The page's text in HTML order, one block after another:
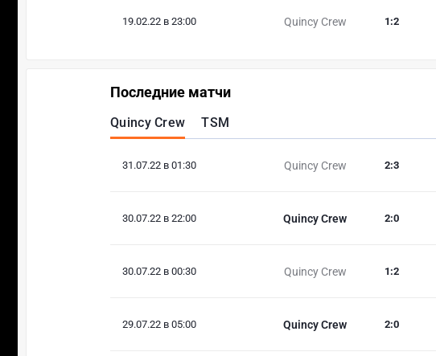
19.02.22 в 23:00 Quincy Crew 1 :2
Последние матчи
Quincy Crew TSM
31.07.22 в 01:30 Quincy Crew 2:3
30.07.22 в 22:00 Quincy Crew 2:0
30.07.22 в 00:30 Quincy Crew 1 :2
29.07.22 в 05:00 Quincy Crew 2:0